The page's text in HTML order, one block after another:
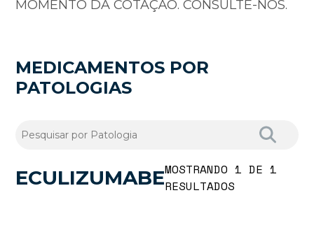
MOMENTO DA COTAÇÃO. CONSULTE-NOS.
MEDICAMENTOS POR
PATOLOGIAS
ECULIZUMABEMOSTRANDO 1 DE 1
RESULTADOS